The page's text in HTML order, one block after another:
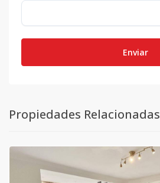
Enviar
Propiedades Relacionadas